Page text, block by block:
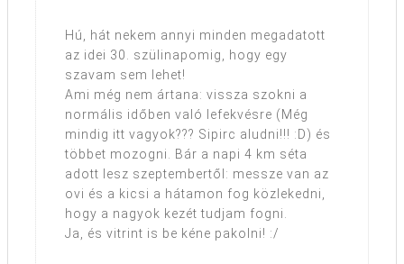
Hú, hát nekem annyi minden megadatott
az idei 30. szülinapomig, hogy egy
szavam sem lehet!
Ami még nem ártana: vissza szokni a
normális időben való lefekvésre (Még
mindig itt vagyok??? Sipirc aludni!!! :D) és
többet mozogni. Bár a napi 4 km séta
adott lesz szeptembertől: messze van az
ovi és a kicsi a hátamon fog közlekedni,
hogy a nagyok kezét tudjam fogni.
Ja, és vitrint is be kéne pakolni! :/